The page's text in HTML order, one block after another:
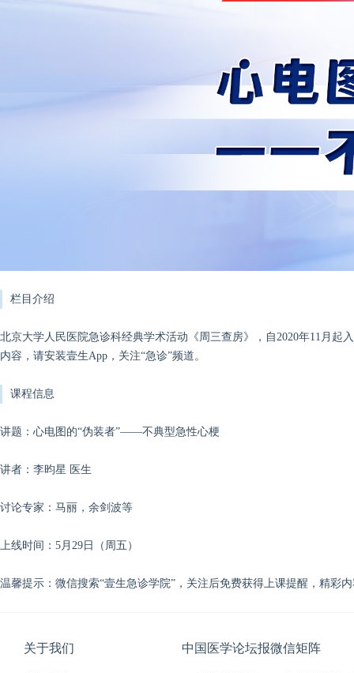
栏目介绍
北京大学人民医院急诊科经典学术活动《周三查房》，自2020年11月
内容，请安装壹生App，关注“急诊”频道。
课程信息
讲题：心电图的“伪装者”——不典型急性心梗
讲者：李昀星 医生
讨论专家：马丽，余剑波等
上线时间：5月29日（周五）
温馨提示：微信搜索“壹生急诊学院”，关注后免费获得上课提醒，精彩
关于我们 中国医学论坛报微信矩阵